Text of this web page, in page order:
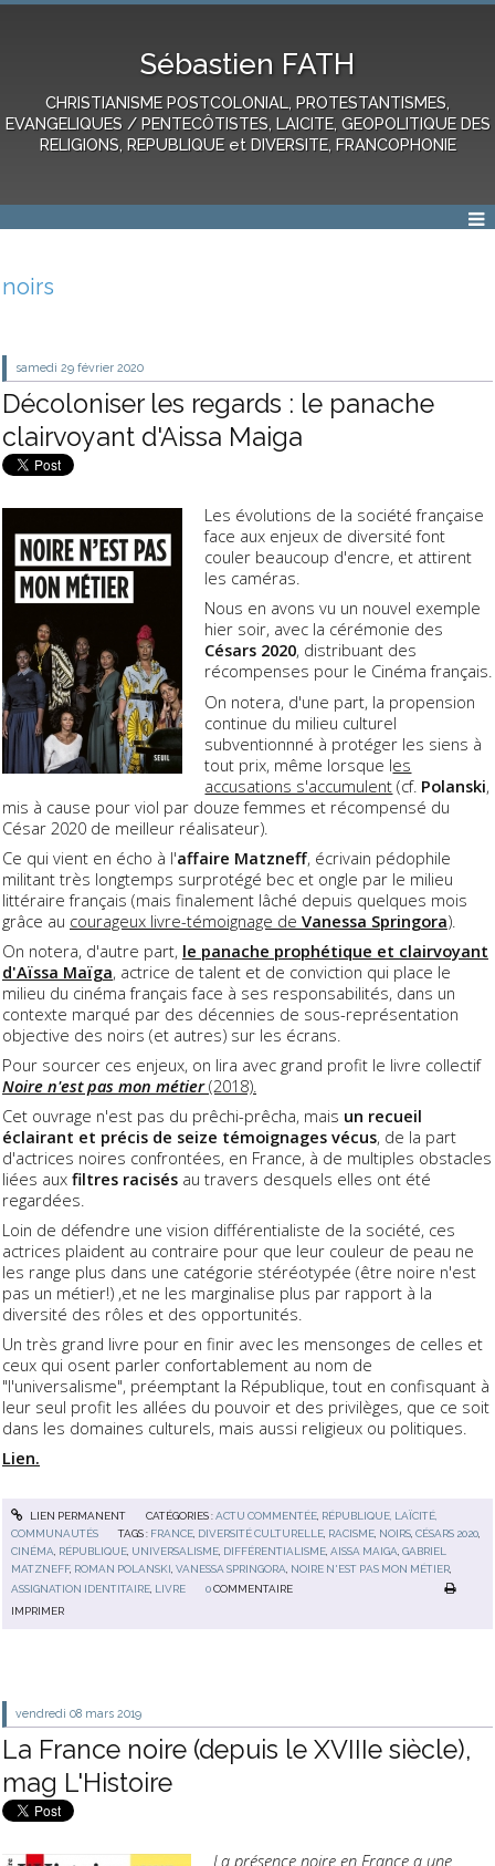
Sébastien FATH
CHRISTIANISME POSTCOLONIAL, PROTESTANTISMES,
EVANGELIQUES / PENTECÔTISTES, LAICITE, GEOPOLITIQUE DES
RELIGIONS, REPUBLIQUE et DIVERSITE, FRANCOPHONIE
noirs
samedi 29 février 2020
Décoloniser les regards : le panache
clairvoyant d'Aissa Maiga
Les évolutions de la société française
face aux enjeux de diversité font
couler beaucoup d'encre, et attirent
les caméras.
Nous en avons vu un nouvel exemple
hier soir, avec la cérémonie des
Césars 2020, distribuant des
récompenses pour le Cinéma français.
On notera, d'une part, la propension
continue du milieu culturel
subventionnné à protéger les siens à
tout prix, même lorsque les
accusations s'accumulent (cf. Polanski,
mis à cause pour viol par douze femmes et récompensé du
César 2020 de meilleur réalisateur).
Ce qui vient en écho à l'affaire Matzneff, écrivain pédophile
militant très longtemps surprotégé bec et ongle par le milieu
littéraire français (mais finalement lâché depuis quelques mois
grâce au courageux livre-témoignage de Vanessa Springora).
On notera, d'autre part, le panache prophétique et clairvoyant
d'Aïssa Maïga, actrice de talent et de conviction qui place le
milieu du cinéma français face à ses responsabilités, dans un
contexte marqué par des décennies de sous-représentation
objective des noirs (et autres) sur les écrans.
Pour sourcer ces enjeux, on lira avec grand profit le livre collectif
Noire n'est pas mon métier(2018).
Cet ouvrage n'est pas du prêchi-prêcha, mais un recueil
éclairant et précis de seize témoignages vécus, de la part
d'actrices noires confrontées, en France, à de multiples obstacles
liées aux filtres racisés au travers desquels elles ont été
regardées.
Loin de défendre une vision différentialiste de la société, ces
actrices plaident au contraire pour que leur couleur de peau ne
les range plus dans une catégorie stéréotypée (être noire n'est
pas un métier!) ,et ne les marginalise plus par rapport à la
diversité des rôles et des opportunités.
Un très grand livre pour en finir avec les mensonges de celles et
ceux qui osent parler confortablement au nom de
"l'universalisme", préemptant la République, tout en confisquant à
leur seul profit les allées du pouvoir et des privilèges, que ce soit
dans les domaines culturels, mais aussi religieux ou politiques.
Lien.
LIEN PERMANENT CATÉGORIES :ACTU COMMENTÉE, RÉPUBLIQUE, LAÏCITÉ,
COMMUNAUTÉS
TAGS : FRANCE DIVERSITÉ CULTURELLE RACISME NOIRS ,CÉSARS 2020
CINÉMA RÉPUBLIQUE UNIVERSALISME DIFFÉRENTIALISME ,AISSA MAIGA ,GABRIEL
MATZNEFF, ROMAN POLANSKI ,VANESSA SPRINGORA NOIRE N'EST PAS MON MÉTIER
ASSIGNATION IDENTITAIRE, LIVRE 0 COMMENTAIRE
IMPRIMER
vendredi 08 mars 2019
La France noire (depuis le XVIIIe siècle),
mag L'Histoire
La présence noire en France a une